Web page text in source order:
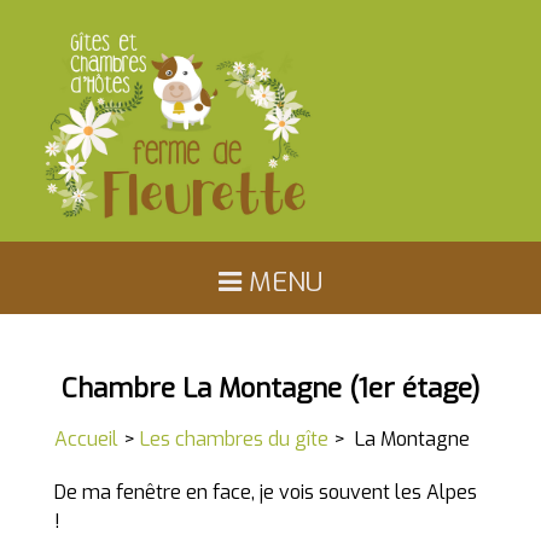
ACCUEIL
LES CHAMBRES DU GÎTE
MÉTABIEF MONT D'OR
MENU
Chambre La Montagne (1er étage)
Accueil > Les chambres du gîte > La Montagne
De ma fenêtre en face, je vois souvent les Alpes
!